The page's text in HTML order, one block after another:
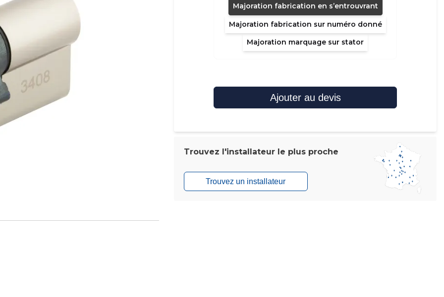
Majoration fabrication en s’entrouvrant
Majoration fabrication sur numéro donné
Majoration marquage sur stator
Ajouter au devis
Trouvez l'installateur le plus proche
Trouvez un installateur